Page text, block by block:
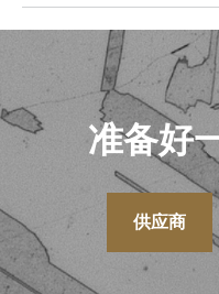
粉末：MIMETE
PSD：50-150
生产技术：DED
准备好
供应商